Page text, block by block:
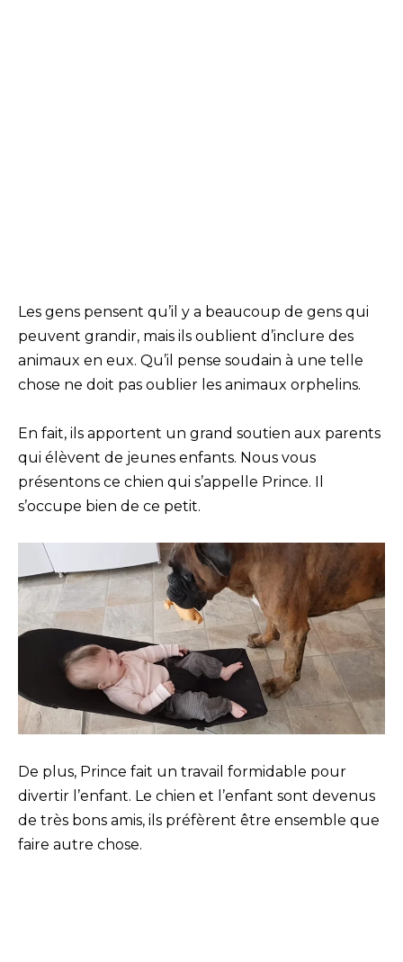
Les gens pensent qu’il y a beaucoup de gens qui
peuvent grandir, mais ils oublient d’inclure des
animaux en eux. Qu’il pense soudain à une telle
chose ne doit pas oublier les animaux orphelins.
En fait, ils apportent un grand soutien aux parents
qui élèvent de jeunes enfants. Nous vous
présentons ce chien qui s’appelle Prince. Il
s’occupe bien de ce petit.
De plus, Prince fait un travail formidable pour
divertir l’enfant. Le chien et l’enfant sont devenus
de très bons amis, ils préfèrent être ensemble que
faire autre chose.